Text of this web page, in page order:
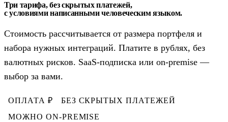
Три тарифа, без скрытых платежей,
с условиями написанными человеческим языком.
Стоимость рассчитывается от размера портфеля и
набора нужных интеграций. Платите в рублях, без
валютных рисков. SaaS-подписка или on-premise —
выбор за вами.
ОПЛАТА ₽
БЕЗ СКРЫТЫХ ПЛАТЕЖЕЙ
МОЖНО ON-PREMISE